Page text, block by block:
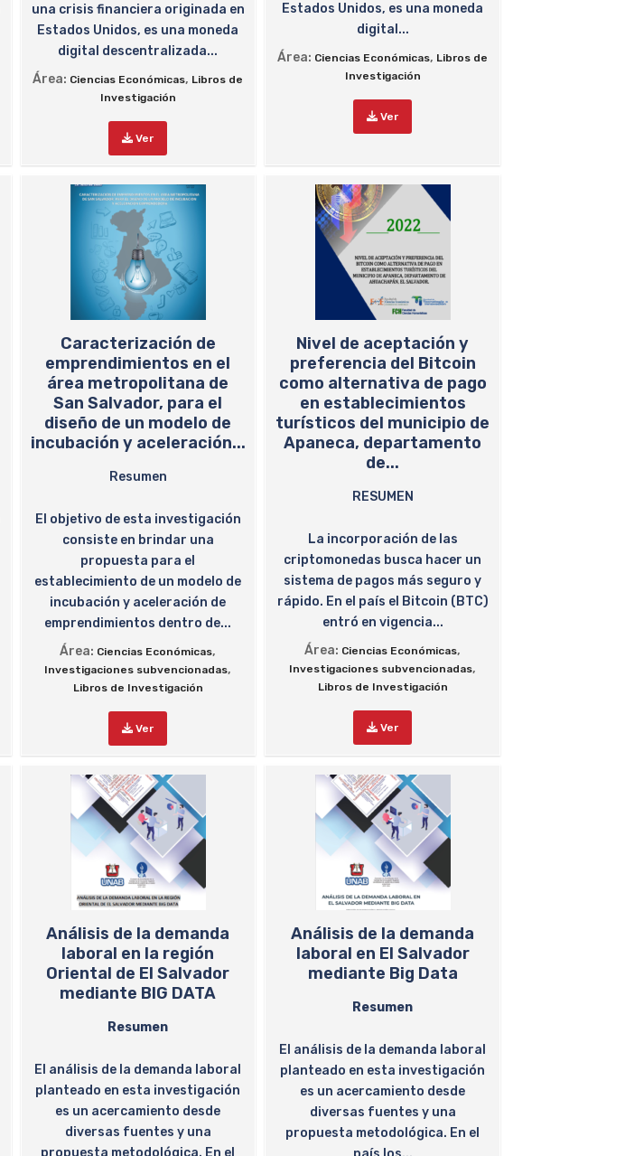
una crisis financiera originada en
Estados Unidos, es una moneda
digital descentralizada...
Área: Ciencias Económicas, Libros de
Investigación
Ver
Estados Unidos, es una moneda
digital...
Área: Ciencias Económicas, Libros de
Investigación
Ver
Caracterización de
emprendimientos en el
área metropolitana de
San Salvador, para el
diseño de un modelo de
incubación y aceleración...
Resumen
El objetivo de esta investigación
consiste en brindar una
propuesta para el
establecimiento de un modelo de
incubación y aceleración de
emprendimientos dentro de...
Área: Ciencias Económicas,
Investigaciones subvencionadas,
Libros de Investigación
Ver
Nivel de aceptación y
preferencia del Bitcoin
como alternativa de pago
en establecimientos
turísticos del municipio de
Apaneca, departamento
de...
RESUMEN
La incorporación de las
criptomonedas busca hacer un
sistema de pagos más seguro y
rápido. En el país el Bitcoin (BTC)
entró en vigencia...
Área: Ciencias Económicas,
Investigaciones subvencionadas,
Libros de Investigación
Ver
Análisis de la demanda
laboral en la región
Oriental de El Salvador
mediante BIG DATA
Resumen
El análisis de la demanda laboral
planteado en esta investigación
es un acercamiento desde
diversas fuentes y una
propuesta metodológica. En el
Análisis de la demanda
laboral en El Salvador
mediante Big Data
Resumen
El análisis de la demanda laboral
planteado en esta investigación
es un acercamiento desde
diversas fuentes y una
propuesta metodológica. En el